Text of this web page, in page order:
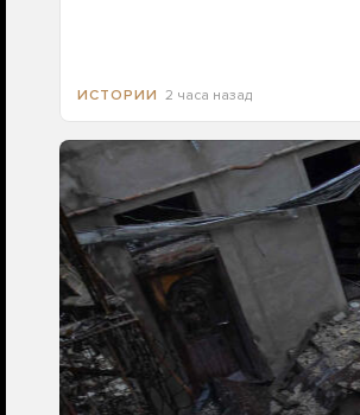
ИСТОРИИ 2 часа назад